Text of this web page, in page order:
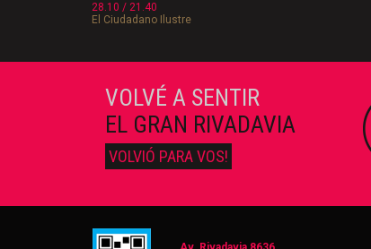
28.10 / 21.40
El Ciudadano Ilustre
VOLVÉ A SENTIR
EL GRAN RIVADAVIA
VOLVIÓ PARA VOS!